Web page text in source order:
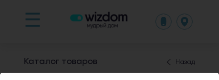
☰
Назад
Каталог товаров